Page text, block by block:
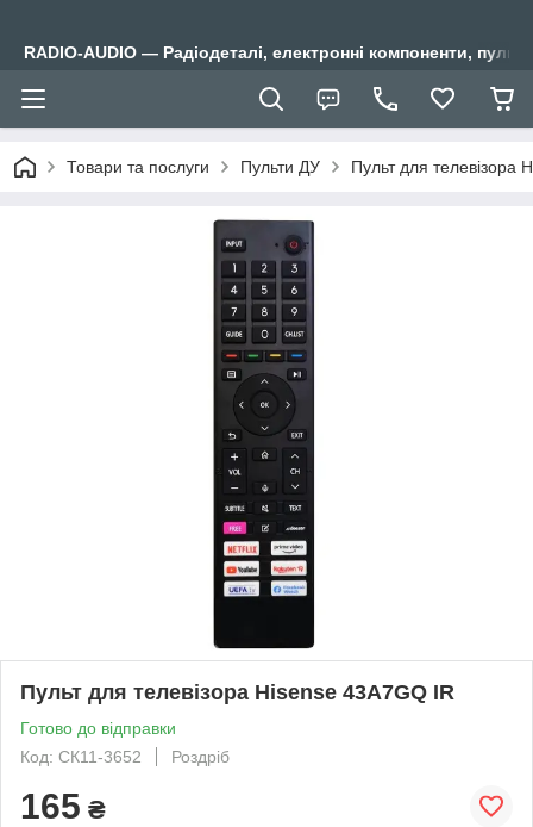
RADIO-AUDIO — Радіодеталі, електронні компоненти,
Товари та послуги Пульти ДУ Пульт для телевізора
Пульт для телевізора Hisense 43A7GQ IR
Готово до відправки
Код: СК11-3652
Роздріб
165 ₴